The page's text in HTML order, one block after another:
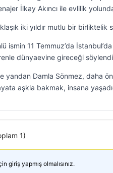
İlkay Akıncı ile evlilik
iki yıldır mutlu bir
ismin 11 Temmuz’da
dünyaevine gireceği
yandan Damla Sönmez, daha
aşkla bakmak, insana
1)
giriş yapmış olmalısınız.